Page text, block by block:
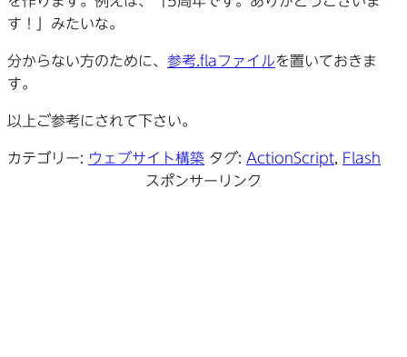
す！」みたいな。
分からない方のために、 参考.flaファイルを置いておきま
す。
以上ご参考にされて下さい。
カテゴリー: ウェブサイト構築 タグ: ActionScript
Flash
スポンサーリンク